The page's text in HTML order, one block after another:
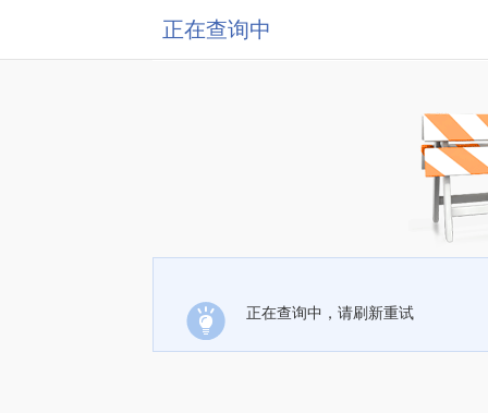
正在查询中
正在查询中，请刷新重试